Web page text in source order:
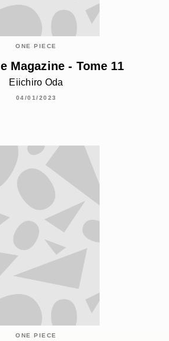
ONE PIECE
Magazine - Tome 11
Eiichiro Oda
04/01/2023
ONE PIECE